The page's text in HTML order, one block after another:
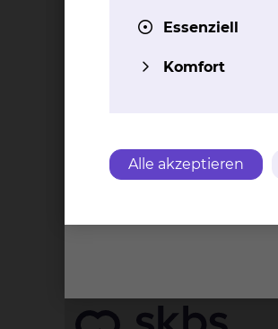
1 Einbettzimmer,
15 Zweibettzimmer.
Essenziell
Komfort
Alle akzeptieren